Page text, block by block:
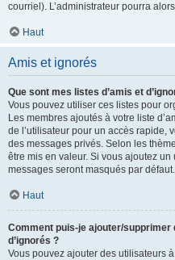
courriel). L’administrateur pourra
Haut
Amis et ignorés
Que sont mes listes d’amis et
Vous pouvez utiliser ces listes pour
Les membres ajoutés à votre liste
de l’utilisateur pour un accès rapide,
des messages privés. Selon les
être mis en valeur. Si vous ajoutez
messages seront masqués par défaut.
Haut
Comment puis-je ajouter/supprimer
d’ignorés ?
Vous pouvez ajouter des utilisateurs